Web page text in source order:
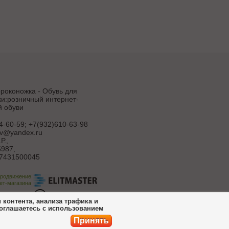
- Обувь для
интернет-
обуви
60-59; +7(932)610-63-98
магазина
анализа трафика и
с использованием
Принять